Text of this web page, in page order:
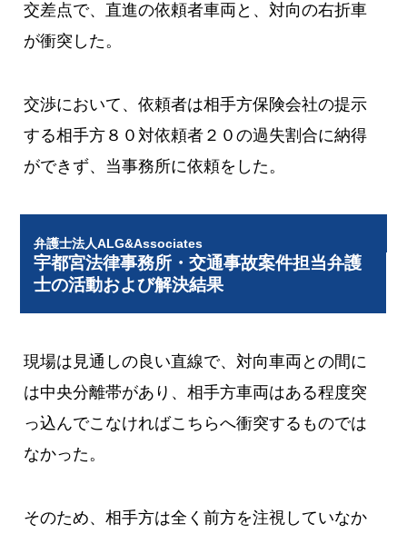
交差点で、直進の依頼者車両と、対向の右折車
が衝突した。
交渉において、依頼者は相手方保険会社の提示
する相手方８０対依頼者２０の過失割合に納得
ができず、当事務所に依頼をした。
弁護士法人ALG&Associates
宇都宮法律事務所・交通事故案件担当弁護
士の活動および解決結果
現場は見通しの良い直線で、対向車両との間に
は中央分離帯があり、相手方車両はある程度突
っ込んでこなければこちらへ衝突するものでは
なかった。
そのため、相手方は全く前方を注視していなか